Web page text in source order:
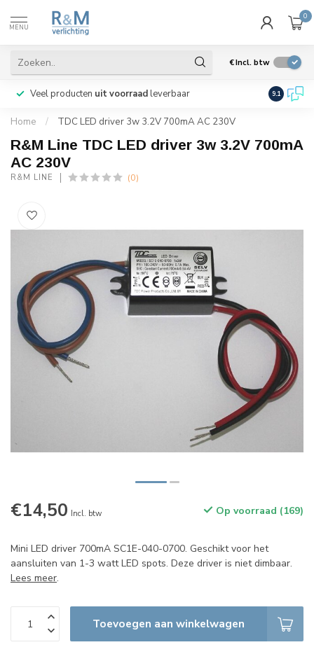
MENU
0
€Incl. btw
Veel producten uit voorraadleverbaar Wij
9.1
Home / TDC LED driver 3w 3.2V 700mA AC 230V
R&M Line TDC LED driver 3w 3.2V 700mA
AC 230V
R&M LINE (0)
€14,50 Incl. btw Op voorraad (169)
Mini LED driver 700mA SC1E-040-0700. Geschikt voor het
aansluiten van 1-3 watt LED spots. Deze driver is niet dimbaar.
Lees meer.
Toevoegen aan winkelwagen